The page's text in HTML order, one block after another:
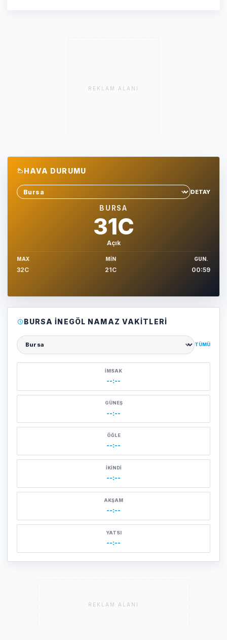
REKLAM ALANI
HAVA DURUMU
Sehir sec
DETAY
BURSA
31C
Açık
MAX
32C
MIN
21C
GUN.
00:59
BURSA İNEGÖL NAMAZ VAKITLERI
Şehir seçin
TÜMÜ
İMSAK
--:--
GÜNEŞ
--:--
ÖĞLE
--:--
İKINDI
--:--
AKŞAM
--:--
YATSI
--:--
REKLAM ALANI